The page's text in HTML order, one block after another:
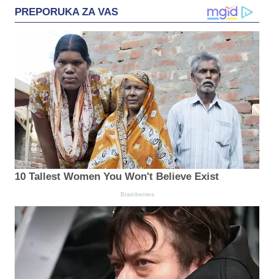
PREPORUKA ZA VAS
10 Tallest Women You Won't Believe Exist
Brainberries